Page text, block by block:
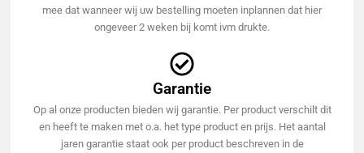
mee dat wanneer wij uw bestelling moeten inplannen dat hier
ongeveer 2 weken bij komt ivm drukte.
Garantie
Op al onze producten bieden wij garantie. Per product verschilt dit
en heeft te maken met o.a. het type product en prijs. Het aantal
jaren garantie staat ook per product beschreven in de